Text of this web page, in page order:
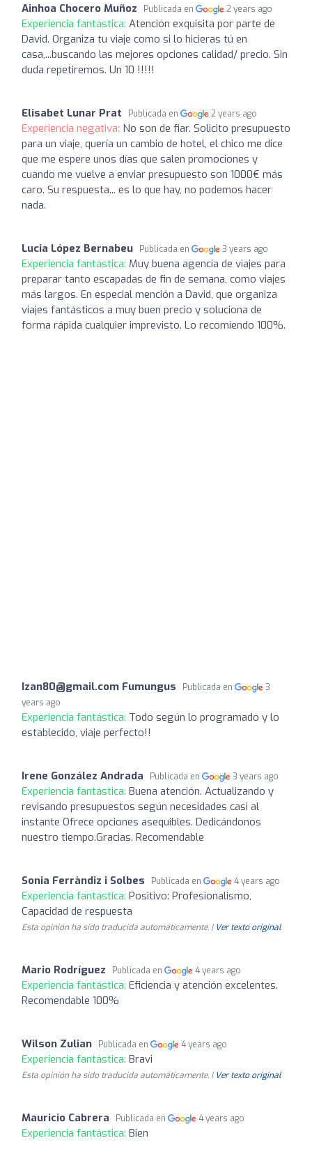
Ainhoa Chocero Muñoz Publicada en 2 years ago
Experiencia fantástica: Atención exquisita por parte de
David. Organiza tu viaje como si lo hicieras tú en
casa,...buscando las mejores opciones calidad/ precio. Sin
duda repetiremos. Un 10 !!!!!
Elisabet Lunar Prat Publicada en 2 years ago
Experiencia negativa: No son de fiar. Solicito presupuesto
para un viaje, quería un cambio de hotel, el chico me dice
que me espere unos días que salen promociones y
cuando me vuelve a enviar presupuesto son 1000€ más
caro. Su respuesta... es lo que hay, no podemos hacer
nada.
Lucia López Bernabeu Publicada en 3 years ago
Experiencia fantástica: Muy buena agencia de viajes para
preparar tanto escapadas de fin de semana, como viajes
más largos. En especial mención a David, que organiza
viajes fantásticos a muy buen precio y soluciona de
forma rápida cualquier imprevisto. Lo recomiendo 100%.
Izan80@gmail.com Fumungus Publicada en
3
years ago
Experiencia fantástica: Todo según lo programado y lo
establecido, viaje perfecto!!
Irene González Andrada Publicada en 3 years ago
Experiencia fantástica: Buena atención. Actualizando y
revisando presupuestos según necesidades casi al
instante Ofrece opciones asequibles. Dedicándonos
nuestro tiempo.Gracias. Recomendable
Sonia Ferràndiz i Solbes Publicada en 4 years ago
Experiencia fantástica: Positivo: Profesionalismo,
Capacidad de respuesta
Esta opinión ha sido traducida automáticamente. | Ver texto original
Mario Rodríguez Publicada en 4 years ago
Experiencia fantástica: Eficiencia y atención excelentes.
Recomendable 100%
Wilson Zulian Publicada en 4 years ago
Experiencia fantástica: Bravi
Esta opinión ha sido traducida automáticamente. | Ver texto original
Mauricio Cabrera Publicada en 4 years ago
Experiencia fantástica: Bien